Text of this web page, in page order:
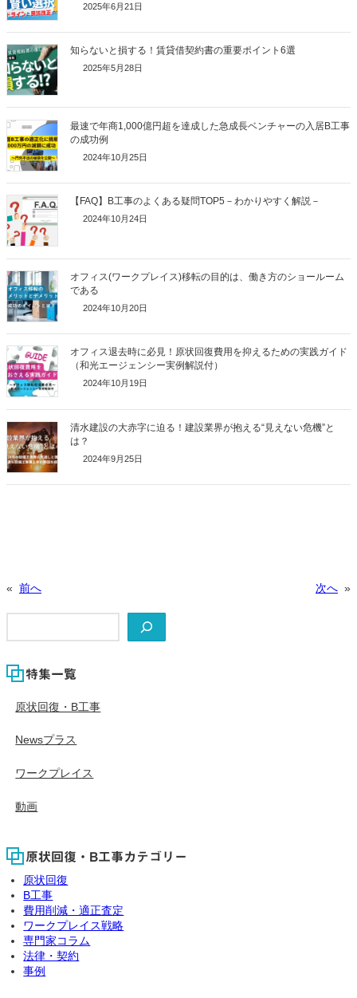
2025年6月21日
知らないと損する！賃貸借契約書の重要ポイント6選
2025年5月28日
最速で年商1,000億円超を達成した急成長ベンチャーの入居B工事
の成功例
2024年10月25日
【FAQ】B工事のよくある疑問TOP5－わかりやすく解説－
2024年10月24日
オフィス(ワークプレイス)移転の目的は、働き方のショールーム
である
2024年10月20日
オフィス退去時に必見！原状回復費用を抑えるための実践ガイド
（和光エージェンシー実例解説付）
2024年10月19日
清水建設の大赤字に迫る！建設業界が抱える“見えない危機”と
は？
2024年9月25日
« 前へ 次へ »
特集一覧
原状回復・B工事
Newsプラス
ワークプレイス
動画
原状回復・B工事カテゴリー
原状回復
B工事
費用削減・適正査定
ワークプレイス戦略
専門家コラム
法律・契約
事例